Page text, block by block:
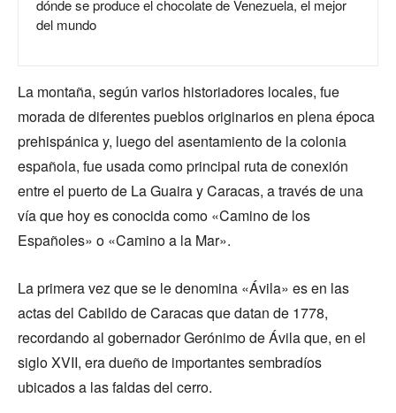
dónde se produce el chocolate de Venezuela, el mejor
del mundo
La montaña, según varios historiadores locales, fue
morada de diferentes pueblos originarios en plena época
prehispánica y, luego del asentamiento de la colonia
española, fue usada como principal ruta de conexión
entre el puerto de La Guaira y Caracas, a través de una
vía que hoy es conocida como «Camino de los
Españoles» o «Camino a la Mar».
La primera vez que se le denomina «Ávila» es en las
actas del Cabildo de Caracas que datan de 1778,
recordando al gobernador Gerónimo de Ávila que, en el
siglo XVII, era dueño de importantes sembradíos
ubicados a las faldas del cerro.